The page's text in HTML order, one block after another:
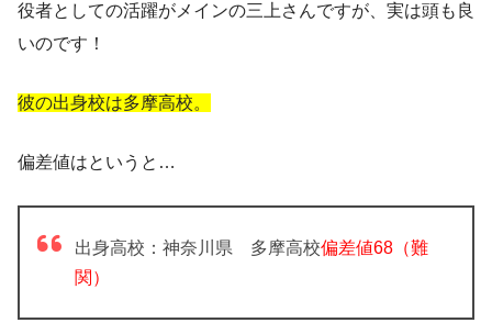
役者としての活躍がメインの三上さんですが、実は頭も良
いのです！
彼の出身校は多摩高校。
偏差値はというと…
出身高校：神奈川県 多摩高校偏差値68 （難
関）